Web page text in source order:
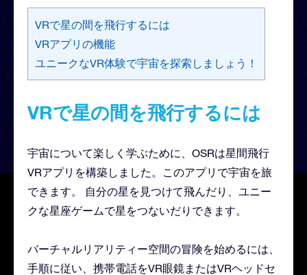
VRで星の間を飛行するには
VRアプリの機能
ユニークなVR体験で宇宙を探索しましょう！
VRで星の間を飛行するには
宇宙について楽しく学ぶために、OSRは星間飛行
VRアプリを構築しました。このアプリで宇宙を旅
できます。 自分の星を見つけて飛んだり、ユニー
クな星座ゲームで星をつないだりできます。
バーチャルリアリティー空間の冒険を始めるには、
手順に従い、携帯電話をVR眼鏡またはVRヘッドセ